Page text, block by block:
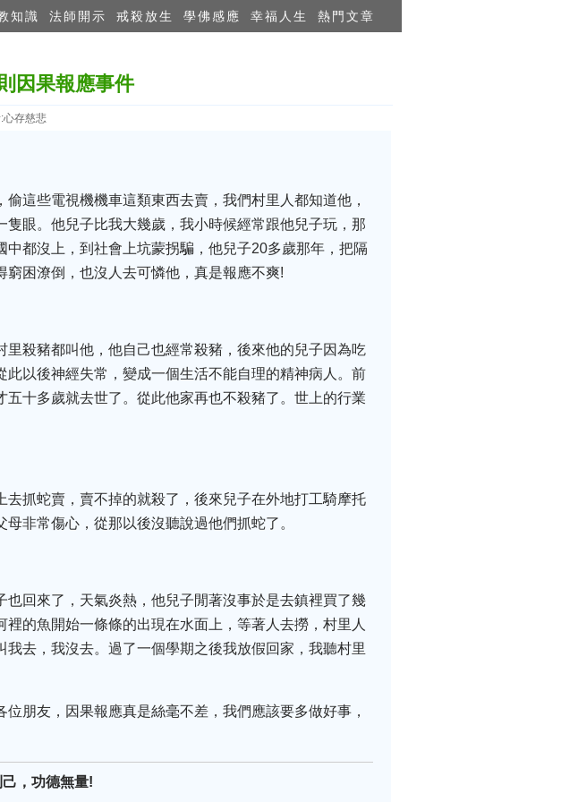
知識 法師開示 戒殺放生 學佛感應 幸福人生 熱門文章
因果報應事件
心存慈悲
這些電視機機車這類東西去賣，我們村里人都知道他，
眼。他兒子比我大幾歲，我小時候經常跟他兒子玩，那
都沒上，到社會上坑蒙拐騙，他兒子20多歲那年，把隔
困潦倒，也沒人去可憐他，真是報應不爽!
殺豬都叫他，他自己也經常殺豬，後來他的兒子因為吃
以後神經失常，變成一個生活不能自理的精神病人。前
十多歲就去世了。從此他家再也不殺豬了。世上的行業
抓蛇賣，賣不掉的就殺了，後來兒子在外地打工騎摩托
非常傷心，從那以後沒聽說過他們抓蛇了。
回來了，天氣炎熱，他兒子閒著沒事於是去鎮裡買了幾
的魚開始一條條的出現在水面上，等著人去撈，村里人
去，我沒去。過了一個學期之後我放假回家，我聽村里
朋友，因果報應真是絲毫不差，我們應該要多做好事，
，功德無量!